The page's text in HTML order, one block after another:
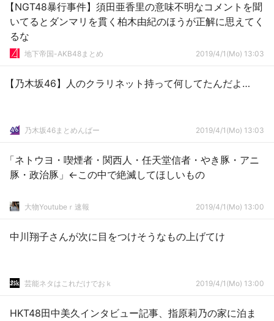
【NGT48暴行事件】須田亜香里の意味不明なコメントを聞
いてるとダンマリを貫く柏木由紀のほうが正解に思えてく
るな
地下帝国-AKB48まとめ 2019/4/1(Mo) 13:03
【乃木坂46】人のクラリネット持って何してたんだよ…
乃木坂46まとめんばー 2019/4/1(Mo) 13:03
「ネトウヨ・喫煙者・関西人・任天堂信者・やき豚・アニ
豚・政治豚」←この中で絶滅してほしいもの
大物Youtubeｒ速報 2019/4/1(Mo) 13:00
中川翔子さんが次に目をつけそうなもの上げてけ
芸能ネタはこれだけでおｋ 2019/4/1(Mo) 13:00
HKT48田中美久インタビュー記事、指原莉乃の家に泊ま